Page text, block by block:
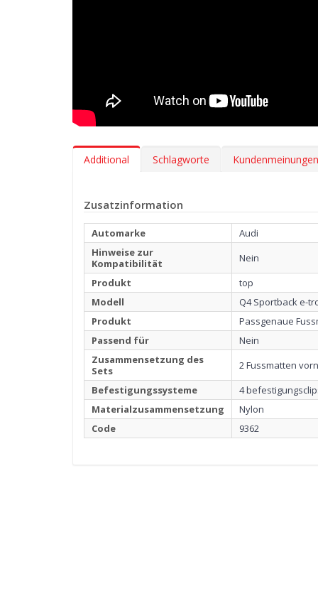
Additional Schlagworte Kundenmeinungen
Zusatzinformation
Automarke
Audi
Hinweise zur
Kompatibilität
Nein
Produkt
top
Modell
Q4 Sportback e-
Produkt
Passgenaue
Passend für
Nein
Zusammensetzung des
Sets
2 Fussmatten
Befestigungssysteme
4
Materialzusammensetzung
Nylon
Code
9362